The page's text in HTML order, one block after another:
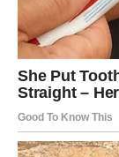
razum drugo,
konačno će
osobe.
Ako ste u vezi,
Ovo je idealan
obnavljanje